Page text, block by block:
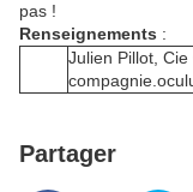
pas !
Renseignements :
Julien Pillot,
Partager